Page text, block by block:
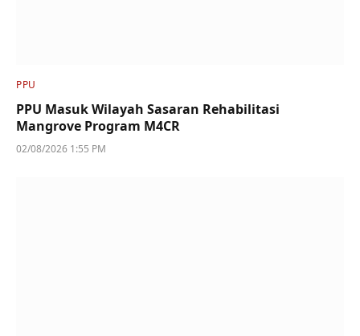
PPU
PPU Masuk Wilayah Sasaran Rehabilitasi
Mangrove Program M4CR
02/08/2026 1:55 PM